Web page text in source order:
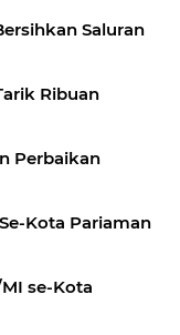
Saluran
Ribuan
Perbaikan
Kota Pariaman
se-Kota